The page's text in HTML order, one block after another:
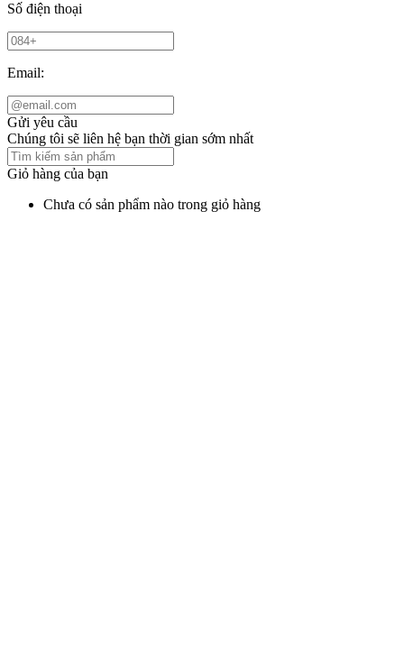
Số điện thoại
Email:
Gửi yêu cầu
Chúng tôi sẽ liên hệ bạn thời gian sớm nhất
Giỏ hàng của bạn
Chưa có sản phẩm nào trong giỏ hàng